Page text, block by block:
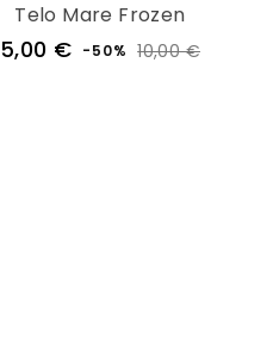
Telo Mare Frozen
5,00 € Prezzo
-50% 10,00 €Prezzo